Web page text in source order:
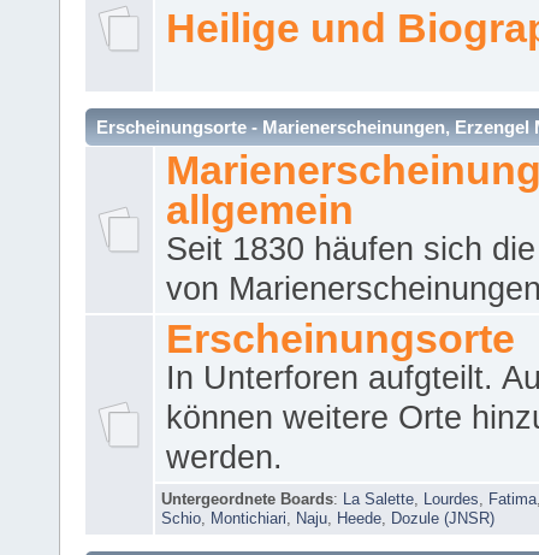
Heilige und
Erscheinungsorte - Marienerscheinungen, Erzengel
allgemein
Seit 1830 häufen sich
von
Erscheinungsorte
In Unterforen aufgteilt.
können weitere Orte
werden.
Untergeordnete Boards: La Salette Lourdes Fatima
Schio
Montichiari Naju Heede Dozule (JNSR)